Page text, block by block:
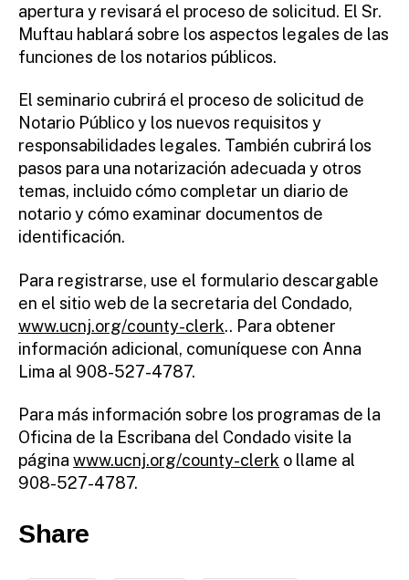
apertura y revisará el proceso de solicitud. El Sr.
Muftau hablará sobre los aspectos legales de las
funciones de los notarios públicos.
El seminario cubrirá el proceso de solicitud de
Notario Público y los nuevos requisitos y
responsabilidades legales. También cubrirá los
pasos para una notarización adecuada y otros
temas, incluido cómo completar un diario de
notario y cómo examinar documentos de
identificación.
Para registrarse, use el formulario descargable
en el sitio web de la secretaria del Condado,
www.ucnj.org/county-clerk.. Para obtener
información adicional, comuníquese con Anna
Lima al 908-527-4787.
Para más información sobre los programas de la
Oficina de la Escribana del Condado visite la
página www.ucnj.org/county-clerk o llame al
908-527-4787.
Share